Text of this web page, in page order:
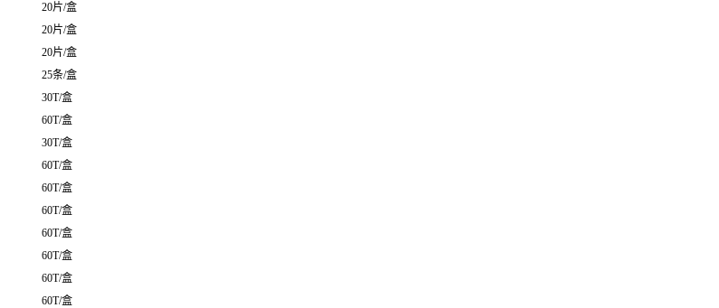
20片/盒
20片/盒
20片/盒
25条/盒
30T/盒
60T/盒
30T/盒
60T/盒
60T/盒
60T/盒
60T/盒
60T/盒
60T/盒
60T/盒